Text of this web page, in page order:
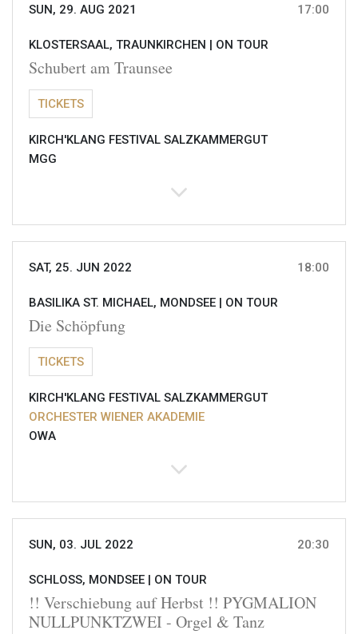
SUN, 29. AUG 2021 17:00
KLOSTERSAAL, TRAUNKIRCHEN | ON TOUR
Schubert am Traunsee
TICKETS
KIRCH'KLANG FESTIVAL SALZKAMMERGUT
MGG
SAT, 25. JUN 2022 18:00
BASILIKA ST. MICHAEL, MONDSEE | ON TOUR
Die Schöpfung
TICKETS
KIRCH'KLANG FESTIVAL SALZKAMMERGUT
ORCHESTER WIENER AKADEMIE
OWA
SUN, 03. JUL 2022 20:30
SCHLOSS, MONDSEE | ON TOUR
!! Verschiebung auf Herbst !! PYGMALION
NULLPUNKTZWEI - Orgel & Tanz